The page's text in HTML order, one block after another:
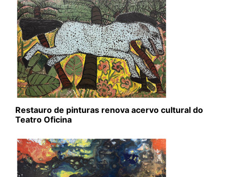
Restauro de pinturas renova acervo cultural do
Teatro Oficina